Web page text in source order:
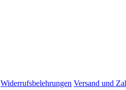
Widerrufsbelehrungen Versand und